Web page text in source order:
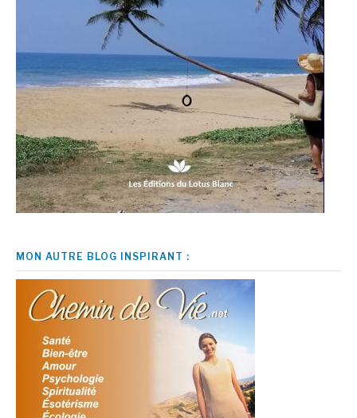
MON AUTRE BLOG INSPIRANT :